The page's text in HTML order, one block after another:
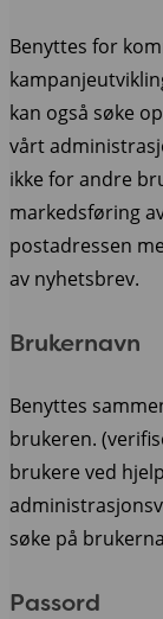
Benyttes for
kan også søke
vårt
ikke for andre
markedsføring
postadressen
av nyhetsbrev.
Brukernavn
Benyttes
brukeren.
brukere ved
søke på
Passord